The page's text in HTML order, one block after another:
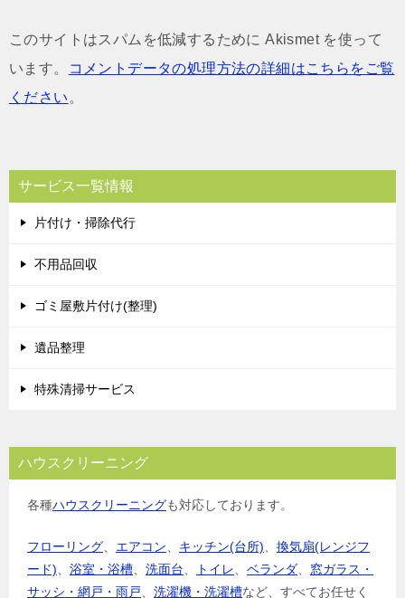
このサイトはスパムを低減するために Akismet を使って
います。
コメントデータの処理方法の詳細はこちらをご覧
ください 。
サービス一覧情報
片付け・掃除代行
不用品回収
ゴミ屋敷片付け(整理)
遺品整理
特殊清掃サービス
ハウスクリーニング
各種ハウスクリーニングも対応しております。
フローリング エアコン キッチン(台所)
換気扇(レンジフ
ード)
浴室・浴槽 洗面台 トイレ ベランダ
窓ガラス・
サッシ・網戸・雨戸
洗濯機・洗濯槽など、すべてお任せく